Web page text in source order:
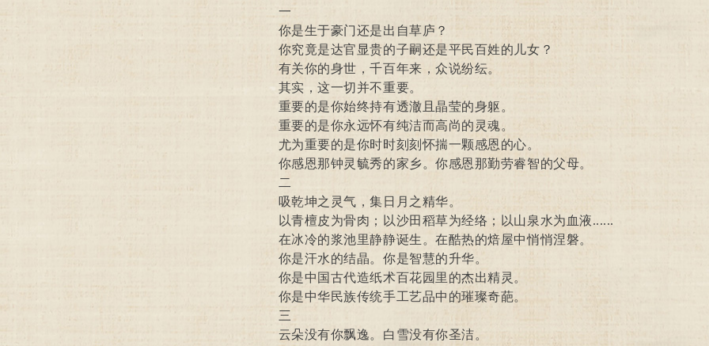
一
你是生于豪门还是出自草庐？
你究竟是达官显贵的子嗣还是平民百姓的儿女？
有关你的身世，千百年来，众说纷纭。
其实，这一切并不重要。
重要的是你始终持有透澈且晶莹的身躯。
重要的是你永远怀有纯洁而高尚的灵魂。
尤为重要的是你时时刻刻怀揣一颗感恩的心。
你感恩那钟灵毓秀的家乡。你感恩那勤劳睿智的父母。
二
吸乾坤之灵气，集日月之精华。
以青檀皮为骨肉；以沙田稻草为经络；以山泉水为血液......
在冰冷的浆池里静静诞生。在酷热的焙屋中悄悄涅磐。
你是汗水的结晶。你是智慧的升华。
你是中国古代造纸术百花园里的杰出精灵。
你是中华民族传统手工艺品中的璀璨奇葩。
三
云朵没有你飘逸。白雪没有你圣洁。